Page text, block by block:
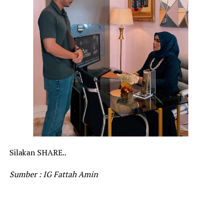
Silakan SHARE..
Sumber : IG Fattah Amin